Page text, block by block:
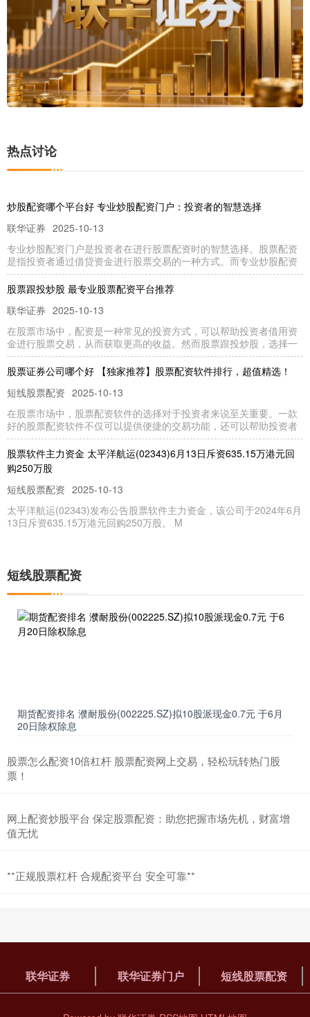
热点讨论
炒股配资哪个平台好 专业炒股配资门户：投资者的智慧选择
联华证券 2025-10-13
专业炒股配资门户是投资者在进行股票配资时的智慧选择。股票配资
是指投资者通过借贷资金进行股票交易的一种方式。而专业炒股配资
股票跟投炒股 最专业股票配资平台推荐
联华证券 2025-10-13
在股票市场中，配资是一种常见的投资方式，可以帮助投资者借用资
金进行股票交易，从而获取更高的收益。然而股票跟投炒股，选择一
股票证券公司哪个好 【独家推荐】股票配资软件排行，超值精选！
短线股票配资 2025-10-13
在股票市场中，股票配资软件的选择对于投资者来说至关重要。一款
好的股票配资软件不仅可以提供便捷的交易功能，还可以帮助投资者
股票软件主力资金 太平洋航运(02343)6月13日斥资635.15万港元回
购250万股
短线股票配资 2025-10-13
太平洋航运(02343)发布公告股票软件主力资金，该公司于2024年6月
13日斥资635.15万港元回购250万股。 M
联华证券门户 2025-10-13
金科服务(09666)发布公告邯郸股票配资，该公司于2024年6月13日斥
靠谱股票配资 央行大动作！国家队收储商品房将提速
怎么炒股配资 高收益股票配资平台招商，共创财富新篇章
联华证券
2025-12-08
尊敬的合作伙伴， * **放大资金：**配资可以将投资者的资金放大数
倍，从而增加交易规模和收益空间。 我们诚挚地邀请您加
联华证券门户 2026-01-07
在当今竞争激烈的金融市场中，寻找可靠的投资途径至关重要。专业
短线股票配资
期货配资排名 濮耐股份(002225.SZ)拟10股派现金0.7元 于6月
20日除权除息
股票怎么配资10倍杠杆 股票配资网上交易，轻松玩转热门股
票！
网上配资炒股平台 保定股票配资：助您把握市场先机，财富增
值无忧
**正规股票杠杆 合规配资平台 安全可靠**
联华证券 联华证券门户 短线股票配资